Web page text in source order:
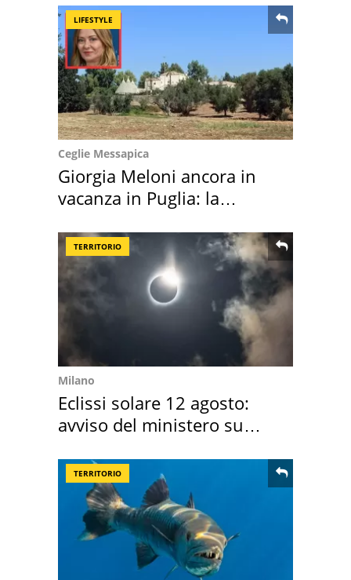
LIFESTYLE
Ceglie Messapica
Giorgia Meloni ancora in
vacanza in Puglia: la
TERRITORIO
Milano
Eclissi solare 12 agosto:
avviso del ministero su
TERRITORIO